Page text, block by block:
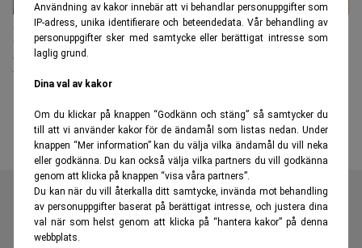
Användning av kakor innebär att vi behandlar personuppgifter som
IP-adress, unika identifierare och beteendedata. Vår behandling av
personuppgifter sker med samtycke eller berättigat intresse som
laglig grund.
Dina val av kakor
Om du klickar på knappen “Godkänn och stäng” så samtycker du
till att vi använder kakor för de ändamål som listas nedan. Under
knappen “Mer information” kan du välja vilka ändamål du vill neka
eller godkänna. Du kan också välja vilka partners du vill godkänna
genom att klicka på knappen “visa våra partners”.
Du kan när du vill återkalla ditt samtycke, invända mot behandling
av personuppgifter baserat på berättigat intresse, och justera dina
val när som helst genom att klicka på “hantera kakor” på denna
webbplats.
Kreditgivare med miljardkrav sätter
press på Joe & The Juice
Realtid är en oberoende och kostnadsfri nyhetskanal för